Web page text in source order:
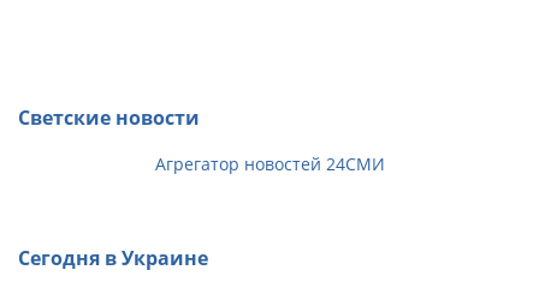
Светские новости
Агрегатор новостей 24СМИ
Сегодня в Украине